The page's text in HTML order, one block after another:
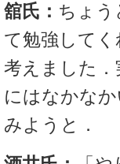
舘氏： ちょう
て勉強して
考えました
にはなかな
みようと．